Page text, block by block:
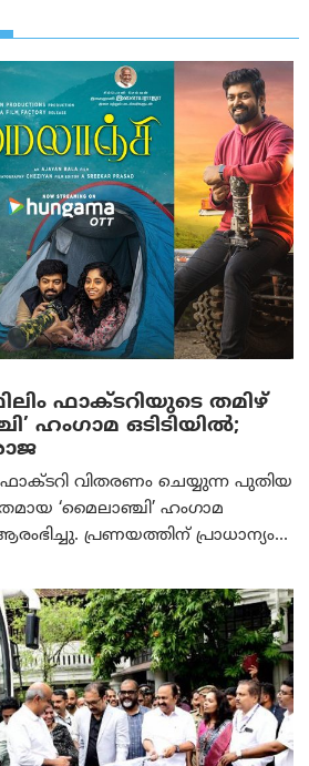
ഫാക്ടറിയുടെ തമിഴ്
ഹംഗാമ ഒടിടിയിൽ;
ഫാക്ടറി വിതരണം ചെയ്യുന്ന പുതിയ
‘മൈലാഞ്ചി’ ഹംഗാമ
ആരംഭിച്ചു. പ്രണയത്തിന് പ്രാധാന്യം...